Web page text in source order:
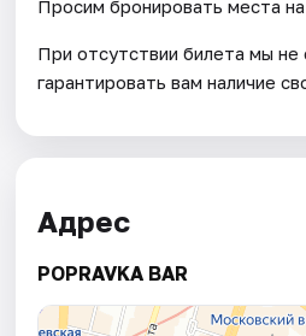
Просим бронировать места
При отсутствии билета мы
гарантировать вам наличие
Адрес
POPRAVKA BAR